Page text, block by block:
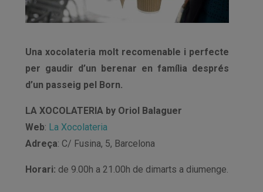
Una xocolateria molt recomenable i perfecte
per gaudir d’un berenar en família després
d’un passeig pel Born.
LA XOCOLATERIA by Oriol Balaguer
Web: La Xocolateria
Adreça: C/ Fusina, 5, Barcelona
Horari: de 9.00h a 21.00h de dimarts a diumenge.